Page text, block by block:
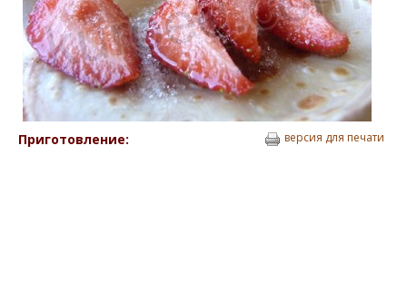
Приготовление: версия для печати